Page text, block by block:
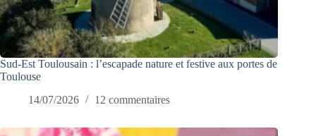
Sud-Est Toulousain : l’escapade nature et festive aux portes de
Toulouse
14/07/2026
12 commentaires